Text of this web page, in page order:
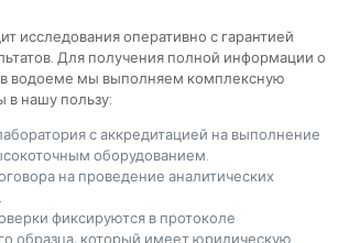
исследования оперативно с гарантией
Для получения полной информации о
водоеме мы выполняем комплексную
в нашу пользу:
с аккредитацией на выполнение
оборудованием.
на проведение аналитических
фиксируются в протоколе